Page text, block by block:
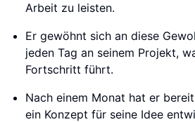
Arbeit zu leisten.
Er gewöhnt sich an diese
jeden Tag an seinem Projekt,
Fortschritt führt.
Nach einem Monat hat er
ein Konzept für seine Idee